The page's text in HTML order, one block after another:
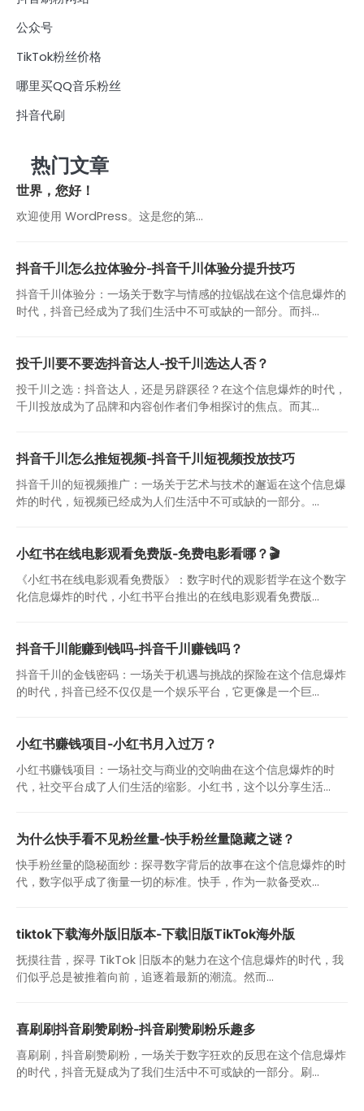
公众号
TikTok粉丝价格
哪里买QQ音乐粉丝
抖音代刷
热门文章
世界，您好！
欢迎使用 WordPress。这是您的第…
抖音千川怎么拉体验分-抖音千川体验分提升技巧
抖音千川体验分：一场关于数字与情感的拉锯战在这个信息爆炸的
时代，抖音已经成为了我们生活中不可或缺的一部分。而抖...
投千川要不要选抖音达人-投千川选达人否？
投千川之选：抖音达人，还是另辟蹊径？在这个信息爆炸的时代，
千川投放成为了品牌和内容创作者们争相探讨的焦点。而其...
抖音千川怎么推短视频-抖音千川短视频投放技巧
抖音千川的短视频推广：一场关于艺术与技术的邂逅在这个信息爆
炸的时代，短视频已经成为人们生活中不可或缺的一部分。...
小红书在线电影观看免费版-免费电影看哪？🎬
《小红书在线电影观看免费版》：数字时代的观影哲学在这个数字
化信息爆炸的时代，小红书平台推出的在线电影观看免费版...
抖音千川能赚到钱吗-抖音千川赚钱吗？
抖音千川的金钱密码：一场关于机遇与挑战的探险在这个信息爆炸
的时代，抖音已经不仅仅是一个娱乐平台，它更像是一个巨...
小红书赚钱项目-小红书月入过万？
小红书赚钱项目：一场社交与商业的交响曲在这个信息爆炸的时
代，社交平台成了人们生活的缩影。小红书，这个以分享生活...
为什么快手看不见粉丝量-快手粉丝量隐藏之谜？
快手粉丝量的隐秘面纱：探寻数字背后的故事在这个信息爆炸的时
代，数字似乎成了衡量一切的标准。快手，作为一款备受欢...
tiktok下载海外版旧版本-下载旧版TikTok海外版
抚摸往昔，探寻 TikTok 旧版本的魅力在这个信息爆炸的时代，我
们似乎总是被推着向前，追逐着最新的潮流。然而...
喜刷刷抖音刷赞刷粉-抖音刷赞刷粉乐趣多
喜刷刷，抖音刷赞刷粉，一场关于数字狂欢的反思在这个信息爆炸
的时代，抖音无疑成为了我们生活中不可或缺的一部分。刷...